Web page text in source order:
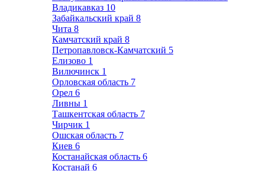
Владикавказ 10
Забайкальский край 8
Чита 8
Камчатский край 8
Петропавловск-Камчатский 5
Елизово 1
Вилючинск 1
Орловская область 7
Орел 6
Ливны 1
Ташкентская область 7
Чирчик 1
Ошская область 7
Киев 6
Костанайская область 6
Костанай 6